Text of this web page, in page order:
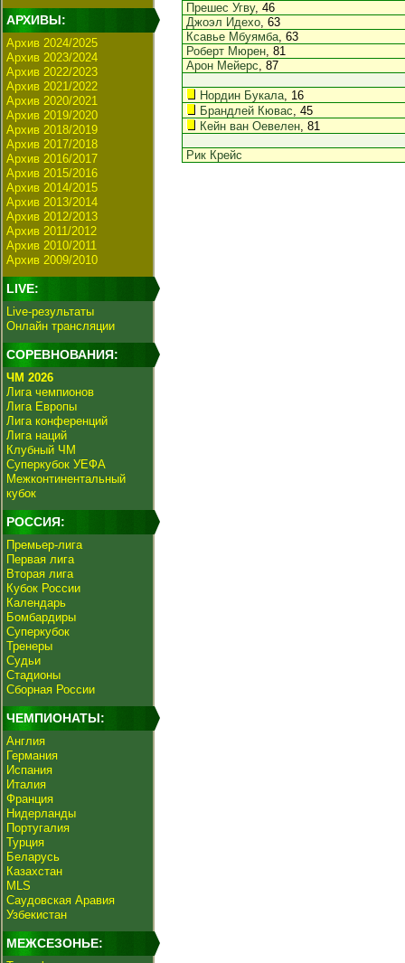
АРХИВЫ:
Архив 2024/2025
Архив 2023/2024
Архив 2022/2023
Архив 2021/2022
Архив 2020/2021
Архив 2019/2020
Архив 2018/2019
Архив 2017/2018
Архив 2016/2017
Архив 2015/2016
Архив 2014/2015
Архив 2013/2014
Архив 2012/2013
Архив 2011/2012
Архив 2010/2011
Архив 2009/2010
LIVE:
Live-результаты
Онлайн трансляции
СОРЕВНОВАНИЯ:
ЧМ 2026
Лига чемпионов
Лига Европы
Лига конференций
Лига наций
Клубный ЧМ
Суперкубок УЕФА
Межконтинентальный
кубок
РОССИЯ:
Премьер-лига
Первая лига
Вторая лига
Кубок России
Календарь
Бомбардиры
Суперкубок
Тренеры
Судьи
Стадионы
Сборная России
ЧЕМПИОНАТЫ:
Англия
Германия
Испания
Италия
Франция
Нидерланды
Португалия
Турция
Беларусь
Казахстан
MLS
Саудовская Аравия
Узбекистан
МЕЖСЕЗОНЬЕ:
Прешес Угву, 46
Джоэл Идехо, 63
Ксавье Мбуямба, 63
Роберт Мюрен, 81
Арон Мейерс, 87
Нордин Букала, 16
Брандлей Кювас, 45
Кейн ван Оевелен, 81
Рик Крейс